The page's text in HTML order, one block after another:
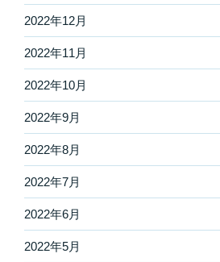
2022年12月
2022年11月
2022年10月
2022年9月
2022年8月
2022年7月
2022年6月
2022年5月